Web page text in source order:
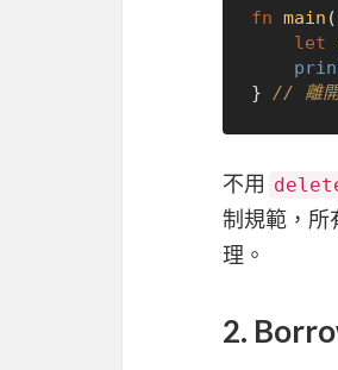
fn main
let
} // 離
不用
制規範，所
理。
2.